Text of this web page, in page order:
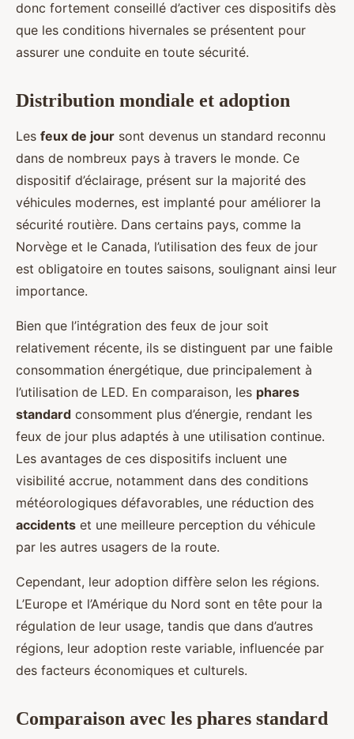
donc fortement conseillé d’activer ces dispositifs dès
que les conditions hivernales se présentent pour
assurer une conduite en toute sécurité.
Distribution mondiale et adoption
Les feux de jour sont devenus un standard reconnu
dans de nombreux pays à travers le monde. Ce
dispositif d’éclairage, présent sur la majorité des
véhicules modernes, est implanté pour améliorer la
sécurité routière. Dans certains pays, comme la
Norvège et le Canada, l’utilisation des feux de jour
est obligatoire en toutes saisons, soulignant ainsi leur
importance.
Bien que l’intégration des feux de jour soit
relativement récente, ils se distinguent par une faible
consommation énergétique, due principalement à
l’utilisation de LED. En comparaison, les phares
standard consomment plus d’énergie, rendant les
feux de jour plus adaptés à une utilisation continue.
Les avantages de ces dispositifs incluent une
visibilité accrue, notamment dans des conditions
météorologiques défavorables, une réduction des
accidents et une meilleure perception du véhicule
par les autres usagers de la route.
Cependant, leur adoption diffère selon les régions.
L’Europe et l’Amérique du Nord sont en tête pour la
régulation de leur usage, tandis que dans d’autres
régions, leur adoption reste variable, influencée par
des facteurs économiques et culturels.
Comparaison avec les phares standard